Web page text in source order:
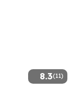
8.3(11)